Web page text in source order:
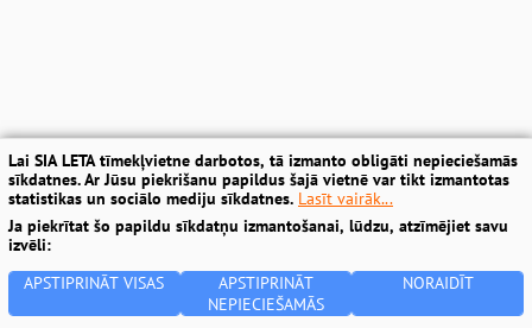
Lai SIA LETA tīmekļvietne darbotos, tā izmanto obligāti nepieciešamās
sīkdatnes. Ar Jūsu piekrišanu papildus šajā vietnē var tikt izmantotas
statistikas un sociālo mediju sīkdatnes. Lasīt vairāk...
Ja piekrītat šo papildu sīkdatņu izmantošanai, lūdzu, atzīmējiet savu
izvēli:
APSTIPRINĀT VISAS
APSTIPRINĀT
NEPIECIEŠAMĀS
NORAIDĪT